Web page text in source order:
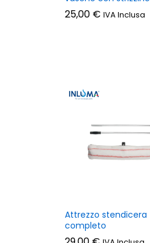
25,00 € IVA Inclusa
Attrezzo stendicera
completo